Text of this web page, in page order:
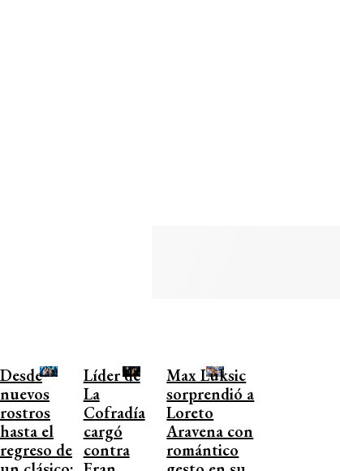
Desde
nuevos
rostros
hasta el
regreso de
Líder de
La
Cofradía
cargó
contra
Max Luksic
sorprendió a
Loreto
Aravena con
romántico